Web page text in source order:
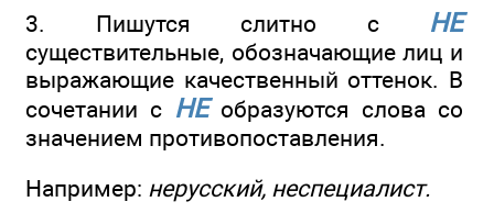
3. Пишутся слитно с НЕ
существительные, обозначающие лиц и
выражающие качественный оттенок. В
сочетании с НЕобразуются слова со
значением противопоставления.
Например: нерусский, неспециалист.